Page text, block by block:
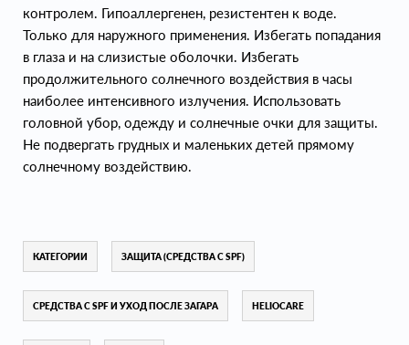
контролем. Гипоаллергенен, резистентен к воде.
Только для наружного применения. Избегать попадания
в глаза и на слизистые оболочки. Избегать
продолжительного солнечного воздействия в часы
наиболее интенсивного излучения. Использовать
головной убор, одежду и солнечные очки для защиты.
Не подвергать грудных и маленьких детей прямому
солнечному воздействию.
КАТЕГОРИИ ЗАЩИТА (СРЕДСТВА С SPF)
СРЕДСТВА С SPF И УХОД ПОСЛЕ ЗАГАРА HELIOCARE